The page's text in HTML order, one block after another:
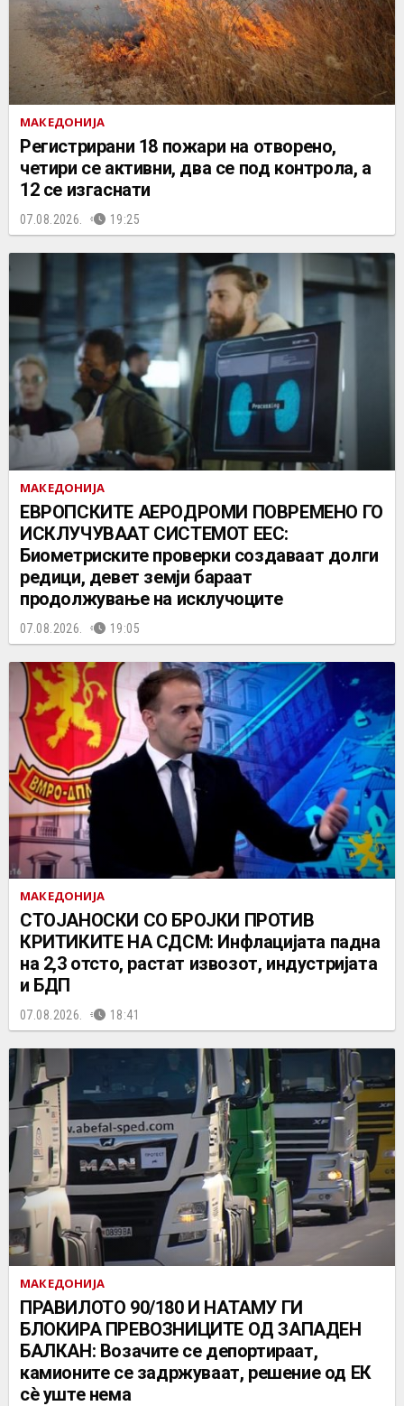
МАКЕДОНИЈА
Регистрирани 18 пожари на отворено,
четири се активни, два се под контрола, а
12 се изгаснати
07.08.2026. 19:25
МАКЕДОНИЈА
ЕВРОПСКИТЕ АЕРОДРОМИ ПОВРЕМЕНО ГО
ИСКЛУЧУВААТ СИСТЕМОТ ЕЕС:
Биометриските проверки создаваат долги
редици, девет земји бараат
продолжување на исклучоците
07.08.2026. 19:05
МАКЕДОНИЈА
СТОЈАНОСКИ СО БРОЈКИ ПРОТИВ
КРИТИКИТЕ НА СДСМ: Инфлацијата падна
на 2,3 отсто, растат извозот, индустријата
и БДП
07.08.2026. 18:41
МАКЕДОНИЈА
ПРАВИЛОТО 90/180 И НАТАМУ ГИ
БЛОКИРА ПРЕВОЗНИЦИТЕ ОД ЗАПАДЕН
БАЛКАН: Возачите се депортираат,
камионите се задржуваат, решение од ЕК
сè уште нема